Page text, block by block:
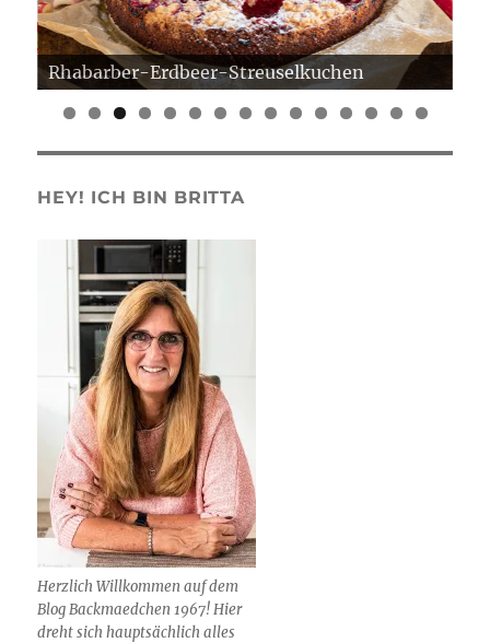
Rhabarber-Erdbeer-Streuselkuchen
0 1 2 3 4 5
HEY! ICH BIN BRITTA
Herzlich Willkommen auf dem
Blog Backmaedchen 1967! Hier
dreht sich hauptsächlich alles